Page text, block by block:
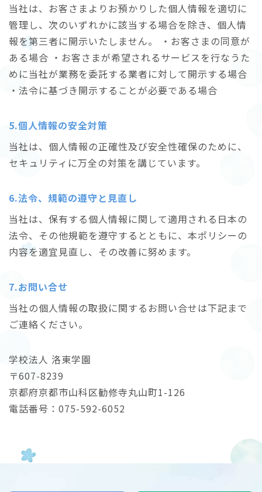
当社は、お客さまよりお預かりした個人情報を適切に
管理し、次のいずれかに該当する場合を除き、個人情
報を第三者に開示いたしません。 ・お客さまの同意が
ある場合 ・お客さまが希望されるサービスを行なうた
めに当社が業務を委託する業者に対して開示する場合
・法令に基づき開示することが必要である場合
5.個人情報の安全対策
当社は、個人情報の正確性及び安全性確保のために、
セキュリティに万全の対策を講じています。
6.法令、規範の遵守と見直し
当社は、保有する個人情報に関して適用される日本の
法令、その他規範を遵守するとともに、本ポリシーの
内容を適宜見直し、その改善に努めます。
7.お問い合せ
当社の個人情報の取扱に関するお問い合せは下記まで
ご連絡ください。
学校法人 洛東学園
〒607-8239
京都府京都市山科区勧修寺丸山町1-126
電話番号：075-592-6052